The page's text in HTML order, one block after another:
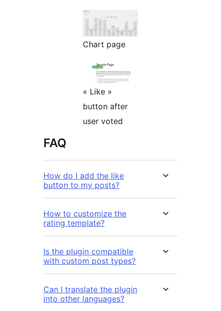
Chart page
« Like »
button after
user voted
FAQ
How do I add the like
button to my posts?
How to customize the
rating template?
Is the plugin compatible
with custom post types?
Can I translate the plugin
into other languages?